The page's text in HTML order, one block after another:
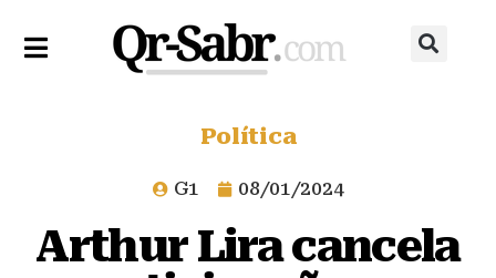
Política
G1 08/01/2024
Arthur Lira cancela